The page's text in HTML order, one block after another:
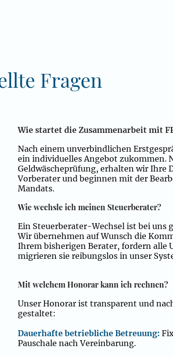
Wie startet die Zusammenarbeit mit
Nach einem unverbindlichen
ein individuelles Angebot zukommen.
Geldwäscheprüfung, erhalten wir Ihre
Vorberater und beginnen mit der
Mandats.
Fragen
Wie wechsle ich meinen Steuerberater?
Ein Steuerberater-Wechsel ist bei uns
Wir übernehmen auf Wunsch die
Ihrem bisherigen Berater, fordern alle
migrieren sie reibungslos in unser
Mit welchem Honorar kann ich rechnen?
Unser Honorar ist transparent und
gestaltet:
Dauerhafte betriebliche Betreuung:
Pauschale nach Vereinbarung.